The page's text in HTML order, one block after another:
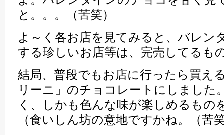
と。。。（苦笑）
よ～く各お店を見てみると、バレン
する珍しいお店等は、完売してるも
結局、普段でもお店に行ったら買え
リーニ」のチョコレートにしました
く、しかも色んな味が楽しめるもの
（食いしん坊の意地ですかね。（苦